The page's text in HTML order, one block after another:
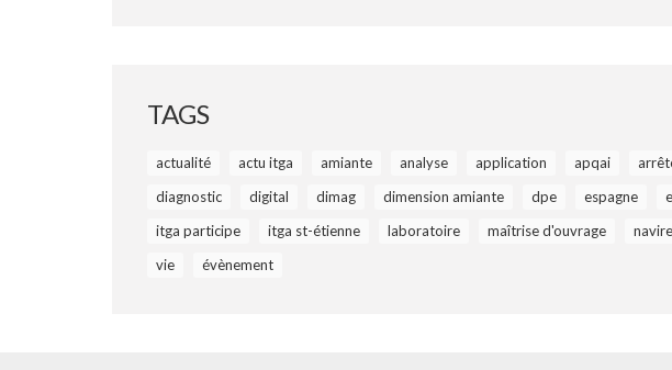
TAGS
actualité actu itga amiante analyse application apqai
diagnostic
digital dimag dimension amiante dpe espagne
itga participe
itga st-étienne laboratoire maîtrise d'ouvrage navire
vie
évènement